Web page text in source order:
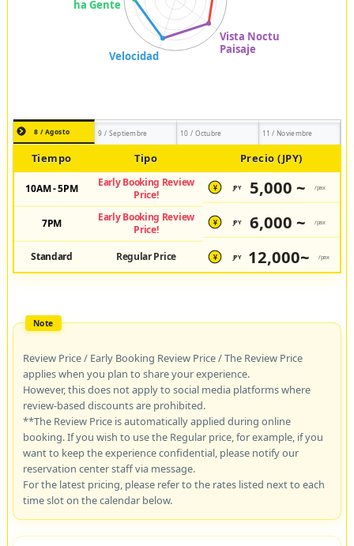
8 / Agosto 9 / Septiembre 10 / Octubre 11 / Noviembre
Tiempo Tipo Precio (JPY)
10AM - 5PM
Early Booking Review
Price!
¥ JPY 5,000 ~ /pax
7PM
Early Booking Review
Price!
¥ JPY 6,000 ~ /pax
Standard Regular Price ¥ JPY 12,000~ /pax
Review Price / Early Booking Review Price / The Review Price
applies when you plan to share your experience.
However, this does not apply to social media platforms where
review-based discounts are prohibited.
**The Review Price is automatically applied during online
booking. If you wish to use the Regular price, for example, if you
want to keep the experience confidential, please notify our
reservation center staff via message.
For the latest pricing, please refer to the rates listed next to each
time slot on the calendar below.